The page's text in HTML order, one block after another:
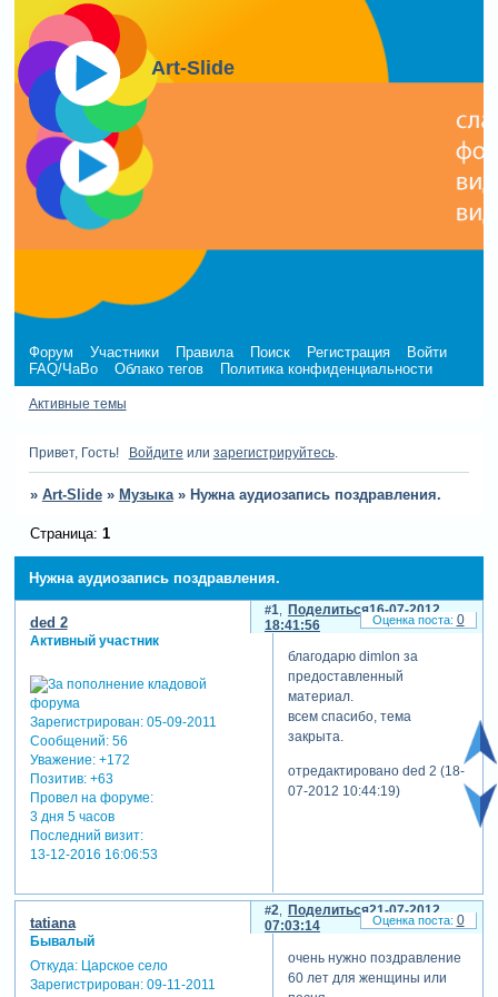
Art-Slide
Форум Участники Правила Поиск Регистрация
Войти
FAQ/ЧаВо
Облако тегов Политика конфиденциальности
Активные темы
Привет, Гость! Войдите или зарегистрируйтесь.
» Art-Slide » Музыка » Нужна аудиозапись поздравления.
Нужна аудиозапись поздравления.
Страница: 1
Поделиться
1
16-07-2012
18:41:56
ded 2
Активный участник
Зарегистрирован: 05-09-2011
Сообщений:56
Уважение: +172
Позитив: +63
Провел на форуме:
3 дня 5 часов
Последний визит:
13-12-2016 16:06:53
благодарю dimlon за
предоставленный
материал.
всем спасибо, тема
закрыта.
отредактировано ded 2 (18-
07-2012 10:44:19)
0
Поделиться
2
21-07-2012
07:03:14
tatiana
Бывалый
Откуда:Царское село
Зарегистрирован: 09-11-2011
очень нужно поздравление
60 лет для женщины или
0